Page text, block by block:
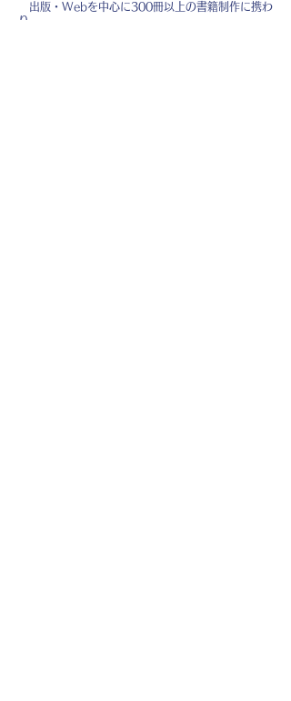
出版・Webを中心に300冊以上の書籍制作に携わ
り、